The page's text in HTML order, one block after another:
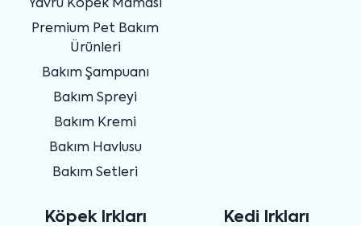
Yavru Köpek Maması
Premium Pet Bakım
Ürünleri
Bakım Şampuanı
Bakım Spreyi
Bakım Kremi
Bakım Havlusu
Bakım Setleri
Köpek Irkları Kedi Irkları